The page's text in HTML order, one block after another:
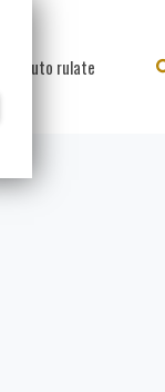
Auto rulate